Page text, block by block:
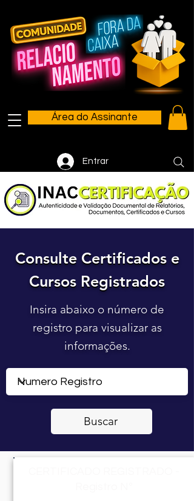
Área do Assinante
Entrar
Consulte Certificados e
Cursos Registrados
Consulte Certificados e
Cursos Registrados
Insira abaixo o número de
registro para visualizar as
informações.
Buscar